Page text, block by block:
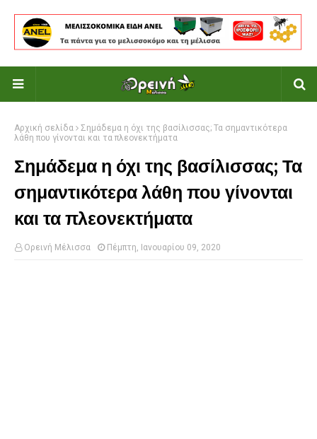
Αρχική σελίδα
Σημάδεμα η όχι της βασίλισσας; Τα σημαντικότερα
λάθη που γίνονται και τα πλεονεκτήματα
Σημάδεμα η όχι της βασίλισσας; Τα
σημαντικότερα λάθη που γίνονται
και τα πλεονεκτήματα
Ορεινή Μέλισσα Πέμπτη, Ιανουαρίου 09, 2020